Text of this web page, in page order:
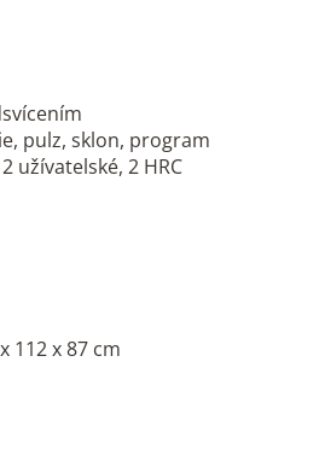
pulz, sklon, program
užívatelské, 2 HRC
112 x 87 cm